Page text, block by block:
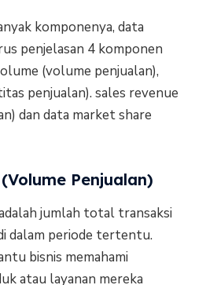
komponenya, data
penjelasan 4 komponen
(volume penjualan),
penjualan). sales revenue
dan data market share
Penjualan)
jumlah total transaksi
dalam periode tertentu.
bisnis memahami
atau layanan mereka